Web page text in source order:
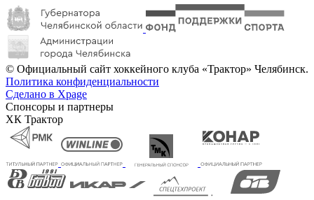
© Официальный сайт хоккейного клуба «Трактор» Челябинск.
Политика конфиденциальности
Сделано в Xpage
Спонсоры и партнеры
ХК Трактор